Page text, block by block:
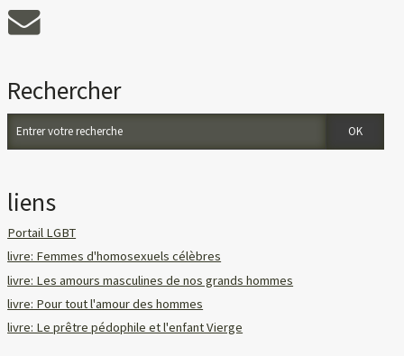
Rechercher
liens
Portail LGBT
livre: Femmes d'homosexuels célèbres
livre: Les amours masculines de nos grands hommes
livre: Pour tout l'amour des hommes
livre: Le prêtre pédophile et l'enfant Vierge